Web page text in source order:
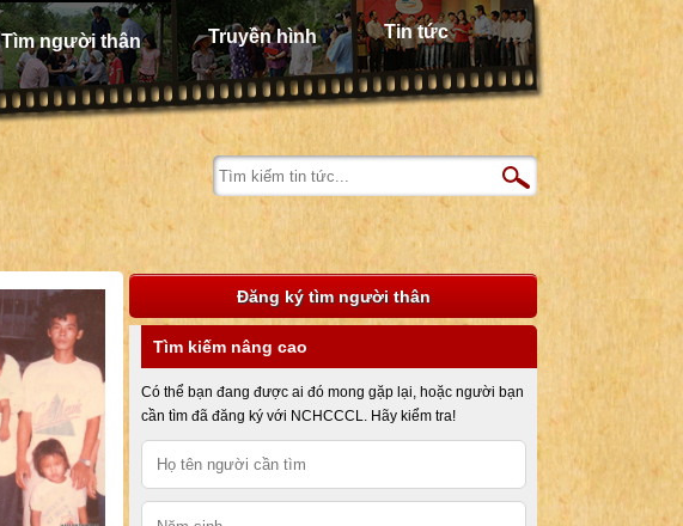
Tìm người thân Truyền hình Tin tức
Đăng ký tìm người thân
Tìm kiếm nâng cao
Có thể bạn đang được ai đó mong gặp lại, hoặc người bạn
cần tìm đã đăng ký với NCHCCCL. Hãy kiểm tra!